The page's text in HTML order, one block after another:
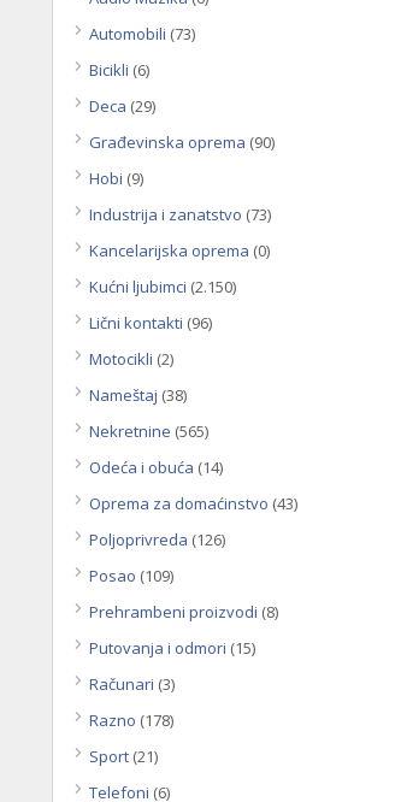
Automobili (73)
Bicikli (6)
Deca (29)
Građevinska oprema (90)
Hobi (9)
Industrija i zanatstvo (73)
Kancelarijska oprema (0)
Kućni ljubimci (2.150)
Lični kontakti (96)
Motocikli (2)
Nameštaj (38)
Nekretnine (565)
Odeća i obuća (14)
Oprema za domaćinstvo (43)
Poljoprivreda (126)
Posao (109)
Prehrambeni proizvodi (8)
Putovanja i odmori (15)
Računari (3)
Razno (178)
Sport (21)
Telefoni (6)